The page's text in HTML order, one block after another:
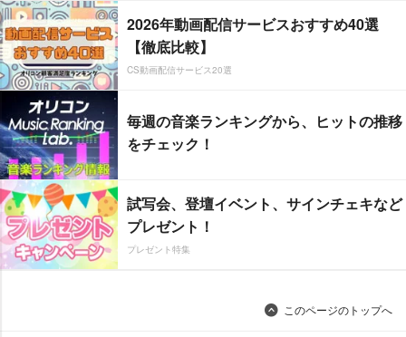
2026年動画配信サービスおすすめ40選
【徹底比較】
CS動画配信サービス20選
毎週の音楽ランキングから、ヒットの推移
をチェック！
試写会、登壇イベント、サインチェキなど
プレゼント！
プレゼント特集
このページのトップへ